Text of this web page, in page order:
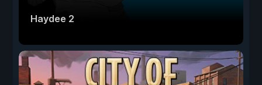
Haydee 2